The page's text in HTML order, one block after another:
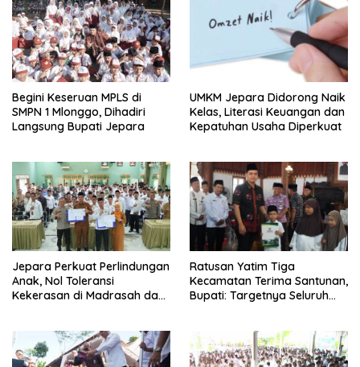
Begini Keseruan MPLS di
SMPN 1 Mlonggo, Dihadiri
Langsung Bupati Jepara
UMKM Jepara Didorong Naik
Kelas, Literasi Keuangan dan
Kepatuhan Usaha Diperkuat
Jepara Perkuat Perlindungan
Anak, Nol Toleransi
Kekerasan di Madrasah dan
Ratusan Yatim Tiga
Kecamatan Terima Santunan,
Bupati: Targetnya Seluruh